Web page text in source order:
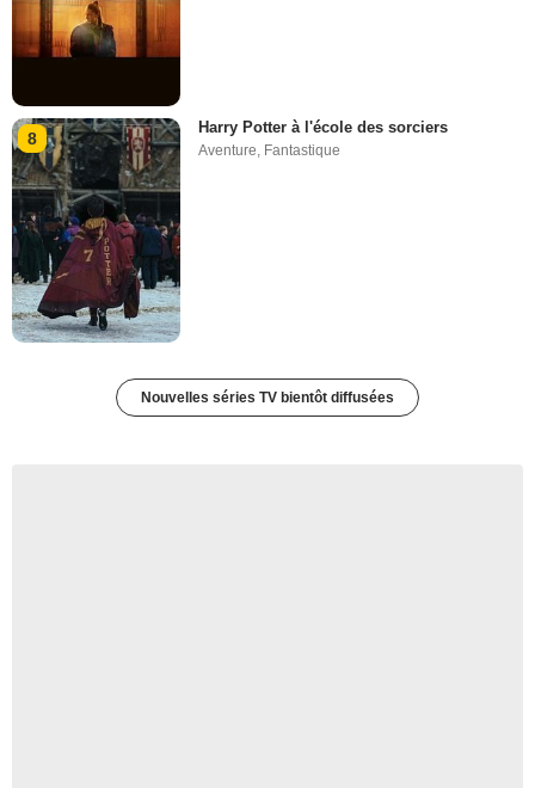
8
Harry Potter à l'école des sorciers
Aventure Fantastique
Nouvelles séries TV bientôt diffusées